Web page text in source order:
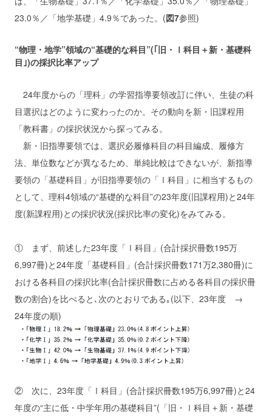
23.0％／「地学基礎」4.9％であった。(図7参照)
“物理・地学”領域の“基礎的な科目”(｢旧・Ⅰ科目＋新・基礎科
目｣)の採択比率アップ
24年度からの「理科」の学習指導要領改訂に伴い、生徒の科
目選択はどのように変わったのか。その動向を新・旧課程用
「教科書」の採択状況から探ってみる。
新・旧指導要領では、選択必履修科目の科目編成、履修方
法、単位数などが異なるため、単純比較はできないが、新指導
要領の「基礎科目」が旧指導要領の「Ⅰ科目」に相当するもの
として、理科4領域の“基礎的な科目”の23年度(旧課程用)と24年
度(新課程用)との採択状況(採択比率の変化)をみてみる。
① まず、前述した23年度「Ⅰ科目」(合計採択冊数195万
6,997冊)と24年度「基礎科目」(合計採択冊数171万2,380冊)に
おける各科目の採択比率(合計採択冊数に占める各科目の採択冊
数の割合)を比べると､次のとおりである｡(以下、23年度 →
24年度の順)
② 次に、23年度「Ⅰ科目」(合計採択冊数195万6,997冊)と24
年度の“主に低・中学年用の基礎科目”(「旧・Ⅰ科目＋新・基礎